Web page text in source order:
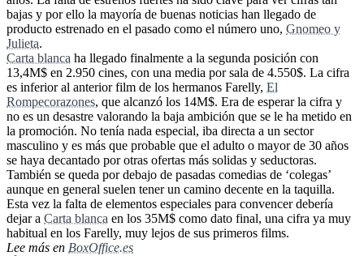
bajas y por ello la mayoría de buenas noticias han llegado de
producto estrenado en el pasado como el número uno, Gnomeo y
Julieta.
Carta blanca ha llegado finalmente a la segunda posición con
13,4M$ en 2.950 cines, con una media por sala de 4.550$. La cifra
es inferior al anterior film de los hermanos Farelly, El
Rompecorazones, que alcanzó los 14M$. Era de esperar la cifra y
no es un desastre valorando la baja ambición que se le ha metido en
la promoción. No tenía nada especial, iba directa a un sector
masculino y es más que probable que el adulto o mayor de 30 años
se haya decantado por otras ofertas más solidas y seductoras.
También se queda por debajo de pasadas comedias de ‘colegas’
aunque en general suelen tener un camino decente en la taquilla.
Esta vez la falta de elementos especiales para convencer debería
dejar a Carta blanca en los 35M$ como dato final, una cifra ya muy
habitual en los Farelly, muy lejos de sus primeros films.
Lee más en BoxOffice.es